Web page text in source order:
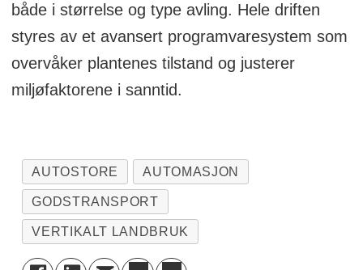
både i størrelse og type avling. Hele driften
styres av et avansert programvaresystem som
overvåker plantenes tilstand og justerer
miljøfaktorene i sanntid.
AUTOSTORE AUTOMASJON
GODSTRANSPORT
VERTIKALT LANDBRUK